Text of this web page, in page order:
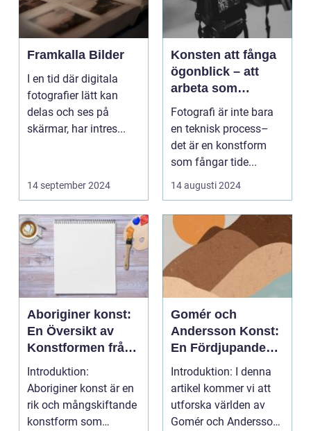
Framkalla Bilder
I en tid där digitala
fotografier lätt kan
delas och ses på
skärmar, har intres...
14 september 2024
Konsten att fånga
ögonblick – att
arbeta som
fotograf i
Norrköping
Fotografi är inte bara
en teknisk process–
det är en konstform
som fångar tide...
14 augusti 2024
Aboriginer konst:
En Översikt av
Konstformen från
Australiens
Urinvånare
Introduktion:
Aboriginer konst är en
rik och mångskiftande
konstform som
Gomér och
Andersson Konst:
En Fördjupande
Översikt
Introduktion: I denna
artikel kommer vi att
utforska världen av
Gomér och Andersson